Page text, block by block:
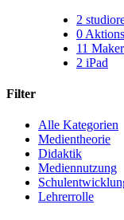
2
0
11 Maker
2 iPad
Filter
Alle Kategorien
Medientheorie
Didaktik
Mediennutzung
Lehrerrolle